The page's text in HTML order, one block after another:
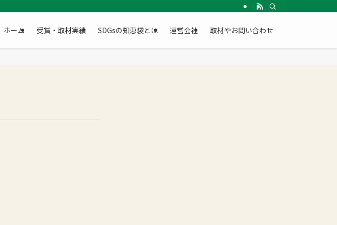
ホーム 受賞・取材実績 SDGsの知恵袋とは 運営会社 取材やお問い合わせ